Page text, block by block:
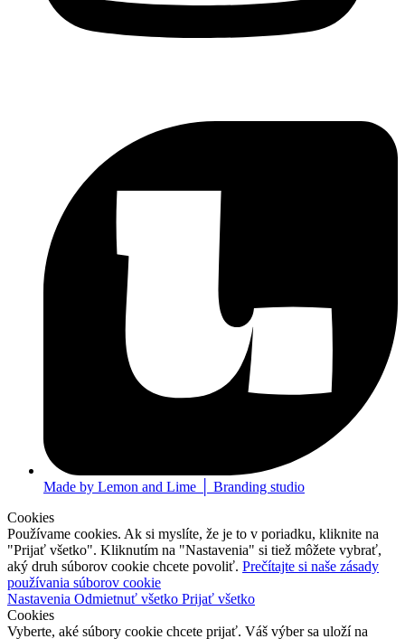
Made by Lemon and Lime │ Branding studio
Cookies
Používame cookies. Ak si myslíte, že je to v poriadku, kliknite na
"Prijať všetko". Kliknutím na "Nastavenia" si tiež môžete vybrať,
aký druh súborov cookie chcete povoliť. Prečítajte si naše zásady
používania súborov cookie
Nastavenia Odmietnuť všetko Prijať všetko
Cookies
Vyberte, aké súbory cookie chcete prijať. Váš výber sa uloží na